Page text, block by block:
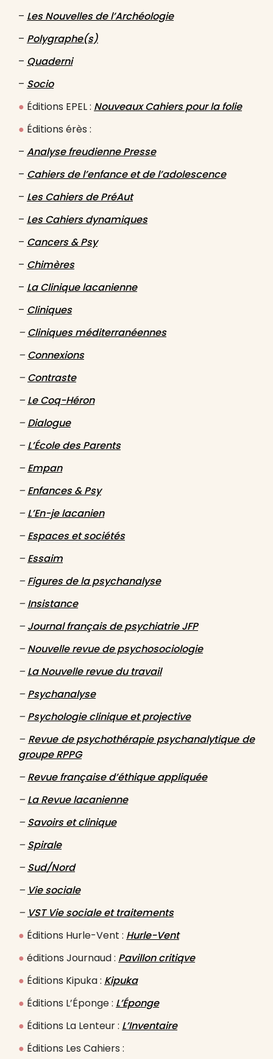
– Les Nouvelles de l’Archéologie
– Polygraphe(s)
– Quaderni
– Socio
● Éditions EPEL : Nouveaux Cahiers pour la folie
● Éditions érès :
– Analyse freudienne Presse
– Cahiers de l’enfance et de l’adolescence
– Les Cahiers de PréAut
– Les Cahiers dynamiques
– Cancers & Psy
– Chimères
– La Clinique lacanienne
– Cliniques
– Cliniques méditerranéennes
– Connexions
– Contraste
– Le Coq-Héron
– Dialogue
– L’École des Parents
– Empan
– Enfances & Psy
– L’En-je lacanien
– Espaces et sociétés
– Essaim
– Figures de la psychanalyse
– Insistance
– Journal français de psychiatrie JFP
– Nouvelle revue de psychosociologie
– La Nouvelle revue du travail
– Psychanalyse
– Psychologie clinique et projective
– Revue de psychothérapie psychanalytique de
groupe RPPG
– Revue française d’éthique appliquée
– La Revue lacanienne
– Savoirs et clinique
– Spirale
– Sud/Nord
– Vie sociale
– VST Vie sociale et traitements
● Éditions Hurle-Vent : Hurle-Vent
● éditions Journaud : Pavillon critiqve
● Éditions Kipuka : Kipuka
● Éditions L’Éponge : L’Éponge
● Éditions La Lenteur : L’Inventaire
● Éditions Les Cahiers :